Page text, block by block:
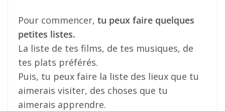
Pour commencer, tu peux faire quelques
petites listes.
La liste de tes films, de tes musiques, de
tes plats préférés.
Puis, tu peux faire la liste des lieux que tu
aimerais visiter, des choses que tu
aimerais apprendre.